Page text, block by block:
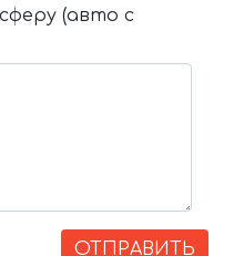
(авто с
ОТПРАВИТЬ